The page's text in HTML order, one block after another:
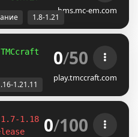
bms.mc-em.com
1.8-1.21
TMCcraft Network [1.16-1.21]
0/50
play.tmccraft.com
1.21.11
1.18] 0/100